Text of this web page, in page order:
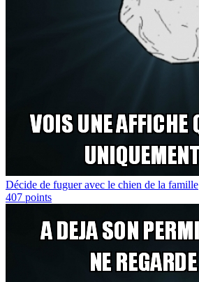
Décide de fuguer avec le chien de la famille
407 points